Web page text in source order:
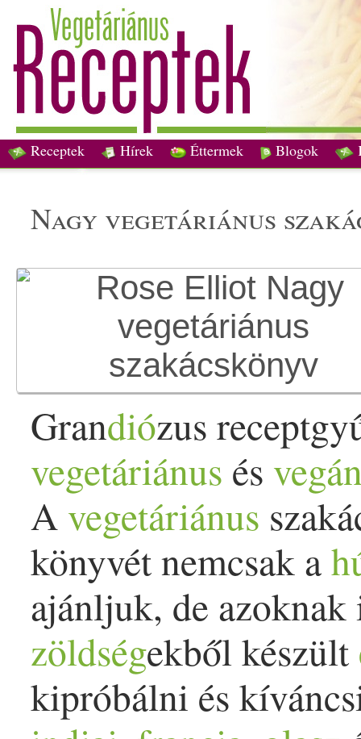
Receptek Hírek Éttermek Blogok
nagy vegetáriánus
Grandiózus
vegetáriánus és
A vegetáriánus
könyvét nemcsak a
ajánljuk, de
zöldségekből készült
kipróbálni és